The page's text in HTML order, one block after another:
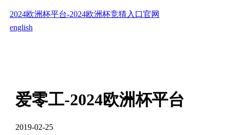
2024欧洲杯平台-2024欧洲杯竞猜入口官网
english
爱零工-2024欧洲杯平台
2019-02-25